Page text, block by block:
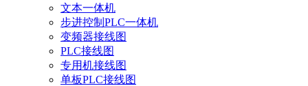
文本一体机
步进控制PLC一体机
变频器接线图
PLC接线图
专用机接线图
单板PLC接线图